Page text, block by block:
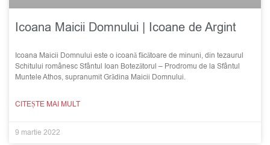
Icoana Maicii Domnului | Icoane de Argint
Icoana Maicii Domnului este o icoană făcătoare de minuni, din tezaurul
Schitului românesc Sfântul Ioan Botezătorul – Prodromu de la Sfântul
Muntele Athos, supranumit Grădina Maicii Domnului.
CITEȘTE MAI MULT
9 martie 2022